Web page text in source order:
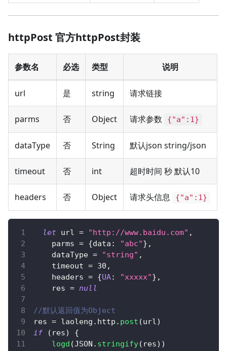
httpPost 官方httpPost封装
参数名 必选 类型 说明
url 是 string 请求链接
parms 否 Object 请求参数 {"a":1}
dataType 否 String 默认json string/json
timeout 否 int 超时时间 秒 默认10
headers 否 Object 请求头信息 {"a":1}
let url = "http://www.baidu.com" ,
    parms
= {data : "abc"} ,
    dataType
= "string" ,
    timeout
= 30 ,
    headers
= {UA: "xxxxx"} ,
    res
= null
//默认返回值为Object
res = laoleng . http . post (url)
if
( res)
{
logd (JSON . stringify( res) )